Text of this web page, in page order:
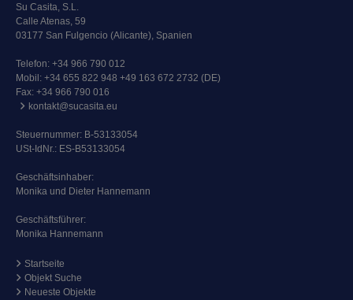
Su Casita, S.L.
Calle Atenas, 59
03177 San Fulgencio (Alicante), Spanien
Telefon: +34 966 790 012
Mobil: +34 655 822 948 +49 163 672 2732 (DE)
Fax: +34 966 790 016
kontakt@sucasita.eu
Steuernummer: B-53133054
USt-IdNr.: ES-B53133054
Geschäftsinhaber:
Monika und Dieter Hannemann
Geschäftsführer:
Monika Hannemann
Startseite
Objekt Suche
Neueste Objekte